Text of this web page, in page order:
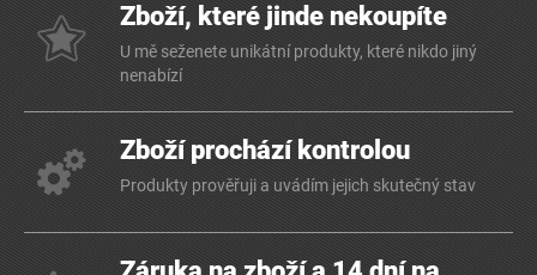
Zboží, které jinde nekoupíte
U mě seženete unikátní produkty, které nikdo jiný
nenabízí
Zboží prochází kontrolou
Produkty prověřuji a uvádím jejich skutečný stav